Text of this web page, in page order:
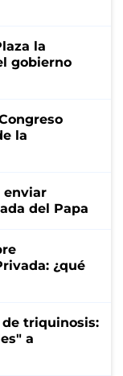
la
gobierno
la
enviar
del Papa
¿qué
triquinosis:
a